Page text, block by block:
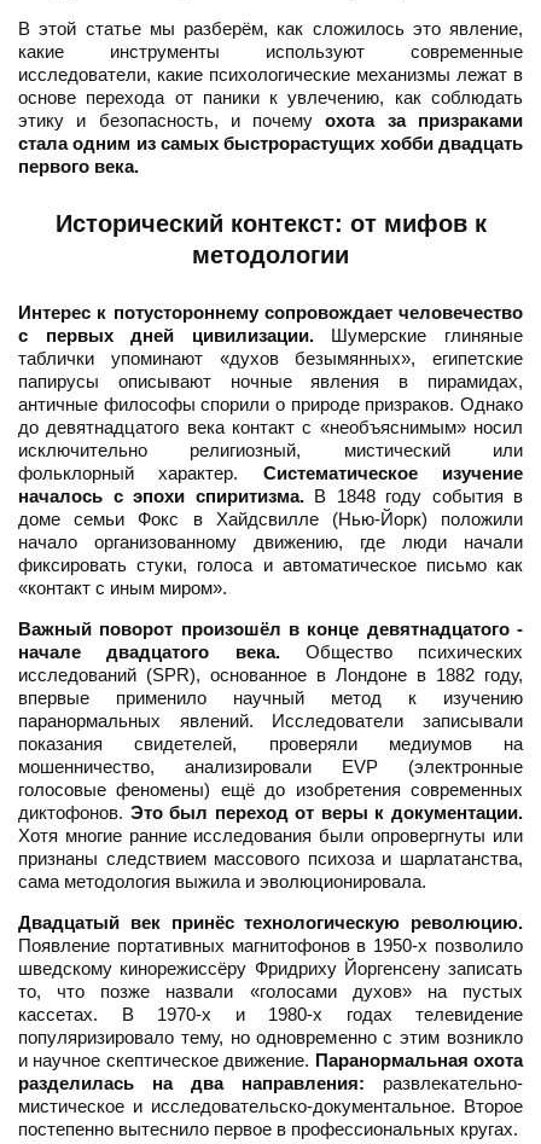
В этой статье мы разберём, как сложилось это явление,
какие инструменты используют современные
исследователи, какие психологические механизмы лежат в
основе перехода от паники к увлечению, как соблюдать
этику и безопасность, и почемуохота за призраками
стала одним из самых быстрорастущих хобби двадцать
первого века.
Исторический контекст: от мифов к
методологии
Интерес к потустороннему сопровождает человечество
с первых дней цивилизации.Шумерские глиняные
таблички упоминают «духов безымянных», египетские
папирусы описывают ночные явления в пирамидах,
античные философы спорили о природе призраков. Однако
до девятнадцатого века контакт с «необъяснимым» носил
исключительно религиозный, мистический или
фольклорный характер. Систематическое изучение
началось с эпохи спиритизма.В 1848 году события в
доме семьи Фокс в Хайдсвилле (Нью-Йорк) положили
начало организованному движению, где люди начали
фиксировать стуки, голоса и автоматическое письмо как
«контакт с иным миром».
Важный поворот произошёл в конце девятнадцатого -
начале двадцатого века.Общество психических
исследований (SPR), основанное в Лондоне в 1882 году,
впервые применило научный метод к изучению
паранормальных явлений. Исследователи записывали
показания свидетелей, проверяли медиумов на
мошенничество, анализировали EVP (электронные
голосовые феномены) ещё до изобретения современных
диктофонов. Это был переход от веры к документации.
Хотя многие ранние исследования были опровергнуты или
признаны следствием массового психоза и шарлатанства,
сама методология выжила и эволюционировала.
Двадцатый век принёс технологическую революцию.
Появление портативных магнитофонов в 1950-х позволило
шведскому кинорежиссёру Фридриху Йоргенсену записать
то, что позже назвали «голосами духов» на пустых
кассетах. В 1970-х и 1980-х годах телевидение
популяризировало тему, но одновременно с этим возникло
и научное скептическое движение. Паранормальная охота
разделилась на два направления: развлекательно-
мистическое и исследовательско-документальное. Второе
постепенно вытеснило первое в профессиональных кругах.